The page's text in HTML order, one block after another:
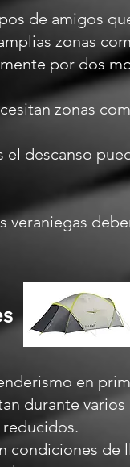
de amigos
zonas
por dos
zonas
el descanso
veraniegas
en
durante
reducidos.
condiciones de